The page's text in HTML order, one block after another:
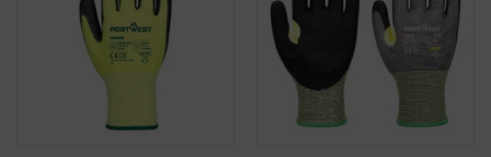
Voit
tehdä
valinnat
tuotteen